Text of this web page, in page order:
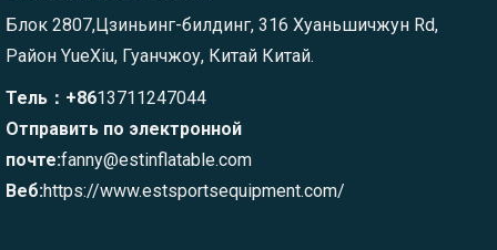
Блок 2807,Цзиньинг-билдинг, 316 Хуаньшичжун Rd,
Район YueXiu, Гуанчжоу, Китай Китай.
Тель：+8613711247044
Отправить по электронной
почте:fanny@estinflatable.com
Веб:https://www.estsportsequipment.com/